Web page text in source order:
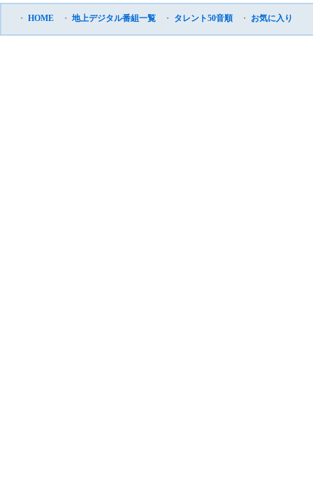
・ HOME ・ 地上デジタル番組一覧 ・ タレント50音順 ・ お気に入り